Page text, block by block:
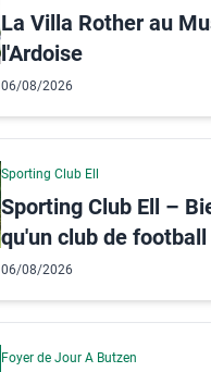
La Villa Rother au
l'Ardoise
06/08/2026
Sporting Club Ell
Sporting Club Ell –
qu'un club de football
06/08/2026
Foyer de Jour A Butzen